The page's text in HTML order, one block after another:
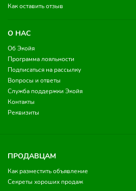
Как оставить отзыв
О НАС
Об Экойя
Программа лояльности
Подписаться на рассылку
Вопросы и ответы
Служба поддержки Экойя
Контакты
Реквизиты
ПРОДАВЦАМ
Как разместить объявление
Секреты хороших продаж